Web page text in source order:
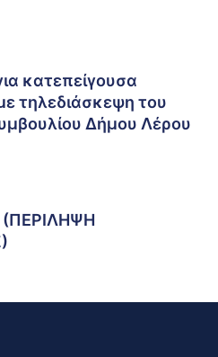
κατεπείγουσα
τηλεδιάσκεψη του
Δήμου Λέρου